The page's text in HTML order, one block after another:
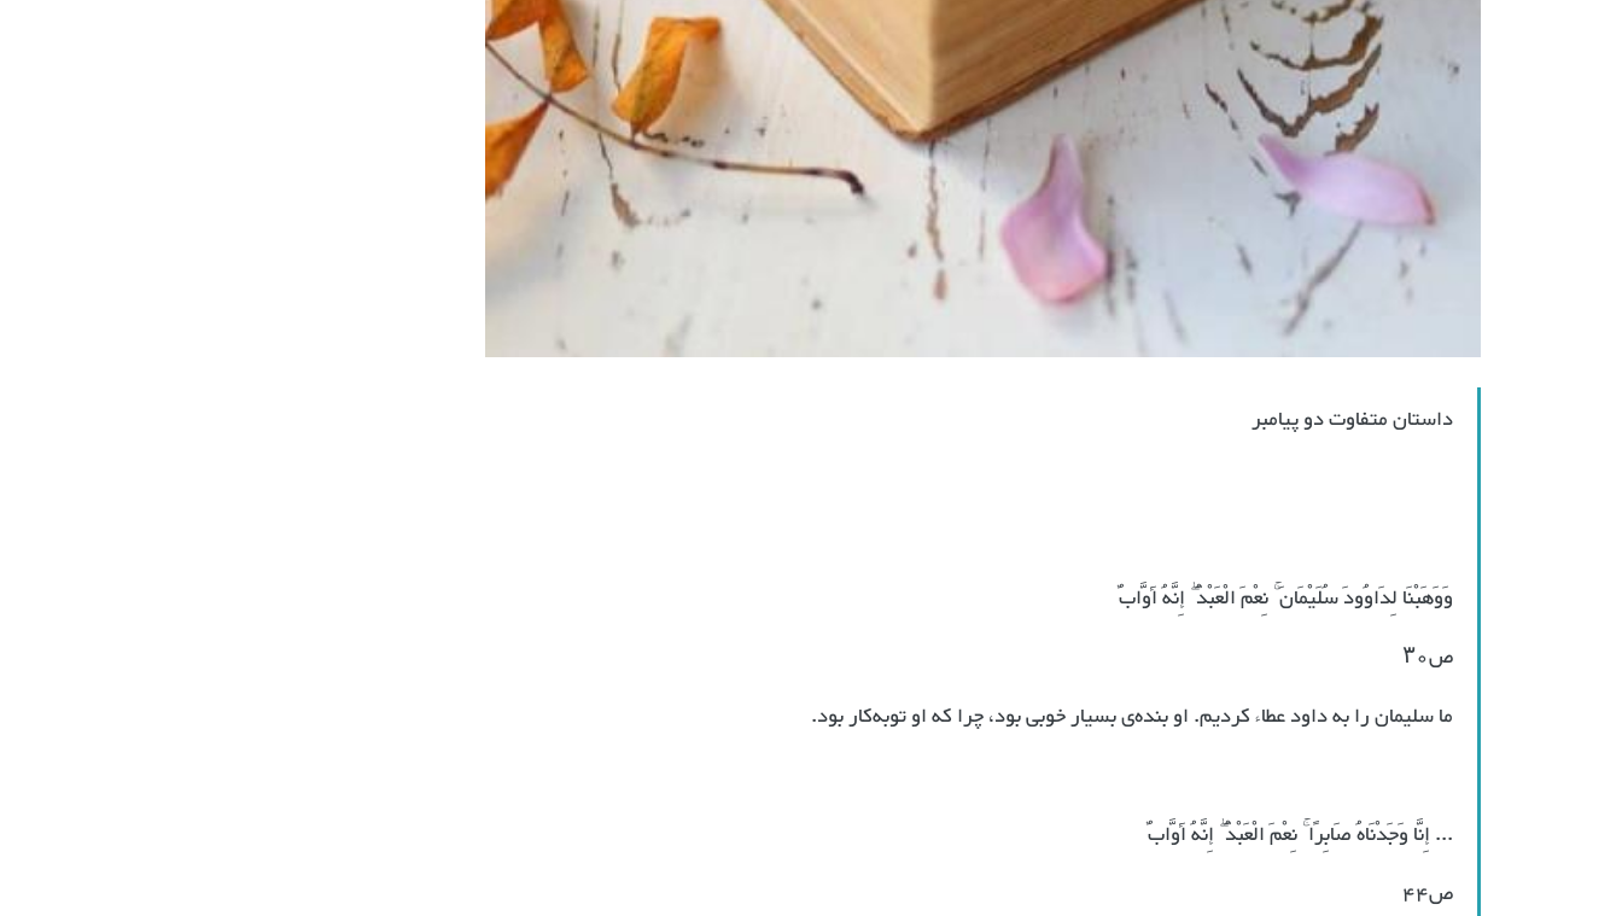
داستان متفاوت دو پیامبر
وَوَهَبْنَا لِدَاوُودَ سُلَيْمَانَ ۚ نِعْمَ الْعَبْدُ ۖ إِنَّهُ أَوَّابٌ
ص۳٠
ما سلیمان را به داود عطاء کردیم. او بنده‌ی بسیار خوبی بود، چرا که او توبه‌کار بود.
... إِنَّا وَجَدْنَاهُ صَابِرًا ۚ نِعْمَ الْعَبْدُ ۖ إِنَّهُ أَوَّابٌ
ص۴۴